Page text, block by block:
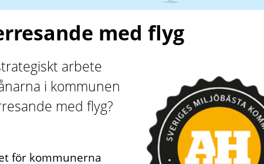
med flyg
arbete
i kommunen
med flyg?
för kommunerna